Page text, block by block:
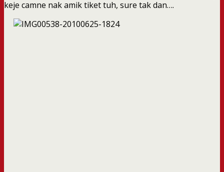
keje camne nak amik tiket tuh, sure tak dan….